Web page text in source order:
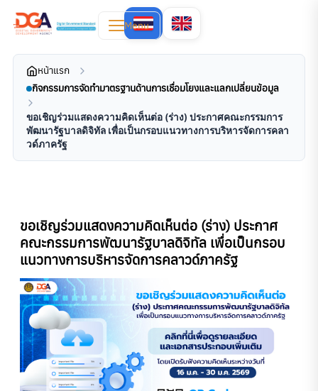
Menu
หน้าแรก
กิจกรรมการจัดทำมาตรฐานด้านการเชื่อมโยงและแลกเปลี่ยนข้อมูล
ขอเชิญร่วมแสดงความคิดเห็นต่อ (ร่าง) ประกาศคณะกรรมการ
พัฒนารัฐบาลดิจิทัล เพื่อเป็นกรอบแนวทางการบริหารจัดการคลา
วด์ภาครัฐ
ขอเชิญร่วมแสดงความคิดเห็นต่อ (ร่าง) ประกาศ
คณะกรรมการพัฒนารัฐบาลดิจิทัล เพื่อเป็นกรอบ
แนวทางการบริหารจัดการคลาวด์ภาครัฐ